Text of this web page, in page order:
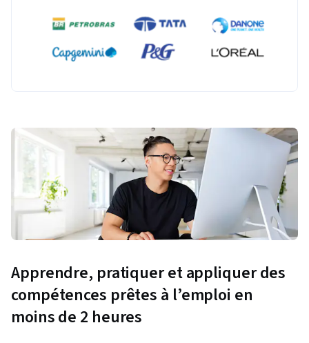
Apprendre, pratiquer et appliquer des
compétences prêtes à l’emploi en
moins de 2 heures